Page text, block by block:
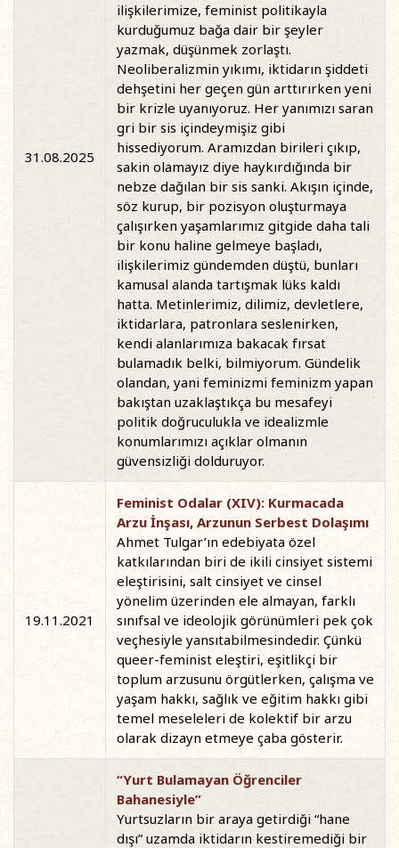
31.08.2025
ilişkilerimize, feminist politikayla
kurduğumuz bağa dair bir şeyler
yazmak, düşünmek zorlaştı.
Neoliberalizmin yıkımı, iktidarın şiddeti
dehşetini her geçen gün arttırırken yeni
bir krizle uyanıyoruz. Her yanımızı saran
gri bir sis içindeymişiz gibi
hissediyorum. Aramızdan birileri çıkıp,
sakin olamayız diye haykırdığında bir
nebze dağılan bir sis sanki. Akışın içinde,
söz kurup, bir pozisyon oluşturmaya
çalışırken yaşamlarımız gitgide daha tali
bir konu haline gelmeye başladı,
ilişkilerimiz gündemden düştü, bunları
kamusal alanda tartışmak lüks kaldı
hatta. Metinlerimiz, dilimiz, devletlere,
iktidarlara, patronlara seslenirken,
kendi alanlarımıza bakacak fırsat
bulamadık belki, bilmiyorum. Gündelik
olandan, yani feminizmi feminizm yapan
bakıştan uzaklaştıkça bu mesafeyi
politik doğruculukla ve idealizmle
konumlarımızı açıklar olmanın
güvensizliği dolduruyor.
19.11.2021
Feminist Odalar (XIV): Kurmacada
Arzu İnşası, Arzunun Serbest Dolaşımı
Ahmet Tulgar’ın edebiyata özel
katkılarından biri de ikili cinsiyet sistemi
eleştirisini, salt cinsiyet ve cinsel
yönelim üzerinden ele almayan, farklı
sınıfsal ve ideolojik görünümleri pek çok
veçhesiyle yansıtabilmesindedir. Çünkü
queer-feminist eleştiri, eşitlikçi bir
toplum arzusunu örgütlerken, çalışma ve
yaşam hakkı, sağlık ve eğitim hakkı gibi
temel meseleleri de kolektif bir arzu
olarak dizayn etmeye çaba gösterir.
“Yurt Bulamayan Öğrenciler
Bahanesiyle”
Yurtsuzların bir araya getirdiği “hane
dışı” uzamda iktidarın kestiremediği bir